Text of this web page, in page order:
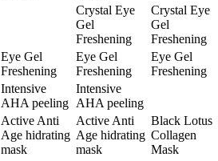
Crystal Eye
Gel
Freshening
Crystal Eye
Gel
Freshening
Eye Gel
Freshening
Eye Gel
Freshening
Eye Gel
Freshening
Intensive
AHA peeling
Intensive
AHA peeling
Active Anti
Age hidrating
mask
Active Anti
Age hidrating
mask
Black Lotus
Collagen
Mask